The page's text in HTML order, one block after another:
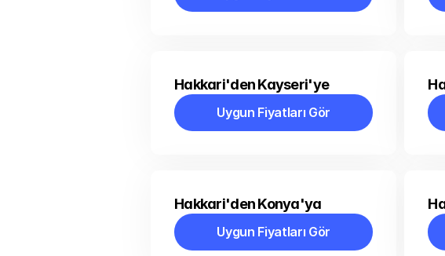
Uygun Fiyatları Gör
Hakkari'den Kayseri'ye
Uygun Fiyatları Gör
Uygun Fiyatları Gör
Hakkari'den Konya'ya
Uygun Fiyatları Gör
Uygun Fiyatları Gör